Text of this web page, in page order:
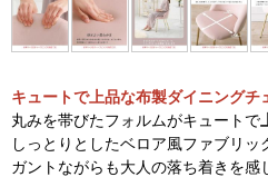
キュートで上品な布製ダイニングチ
丸みを帯びたフォルムがキュートで
しっとりとしたベロア風ファブリ
ガントながらも大人の落ち着きを